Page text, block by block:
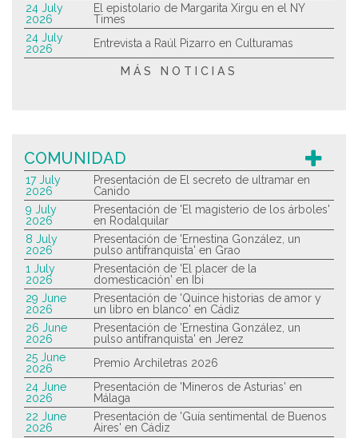
24 July
2026
El epistolario de Margarita Xirgu en el NY
Times
24 July
2026
Entrevista a Raúl Pizarro en Culturamas
MÁS NOTICIAS
COMUNIDAD
17 July
2026
Presentación de El secreto de ultramar en
Canido
9 July
2026
Presentación de 'El magisterio de los árboles'
en Rodalquilar
8 July
2026
Presentación de 'Ernestina González, un
pulso antifranquista' en Grao
1 July
2026
Presentación de 'El placer de la
domesticación' en Ibi
29 June
2026
Presentación de 'Quince historias de amor y
un libro en blanco' en Cádiz
26 June
2026
Presentación de 'Ernestina González, un
pulso antifranquista' en Jerez
25 June
2026
Premio Archiletras 2026
24 June
2026
Presentación de 'Mineros de Asturias' en
Málaga
22 June
2026
Presentación de 'Guía sentimental de Buenos
Aires' en Cádiz